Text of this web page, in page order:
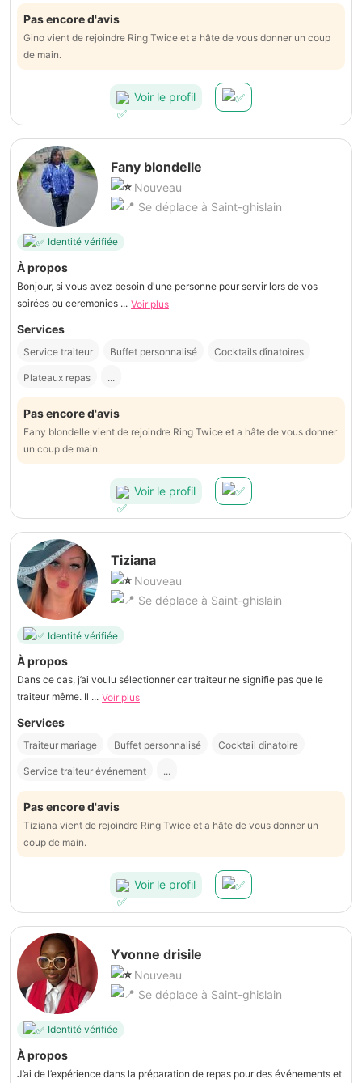
Pas encore d'avis
Gino vient de rejoindre Ring Twice et a hâte de vous donner un coup
de main.
Voir le profil
Fany blondelle
Nouveau
Se déplace à Saint-ghislain
Identité vérifiée
À propos
Bonjour, si vous avez besoin d'une personne pour servir lors de vos
soirées ou ceremonies ... Voir plus
Services
Service traiteur Buffet personnalisé Cocktails dînatoires
Plateaux repas ...
Pas encore d'avis
Fany blondelle vient de rejoindre Ring Twice et a hâte de vous donner
un coup de main.
Voir le profil
Tiziana
Nouveau
Se déplace à Saint-ghislain
Identité vérifiée
À propos
Dans ce cas, j’ai voulu sélectionner car traiteur ne signifie pas que le
traiteur même. Il ... Voir plus
Services
Traiteur mariage Buffet personnalisé Cocktail dinatoire
Service traiteur événement ...
Pas encore d'avis
Tiziana vient de rejoindre Ring Twice et a hâte de vous donner un
coup de main.
Voir le profil
Yvonne drisile
Nouveau
Se déplace à Saint-ghislain
Identité vérifiée
À propos
J’ai de l’expérience dans la préparation de repas pour des événements et